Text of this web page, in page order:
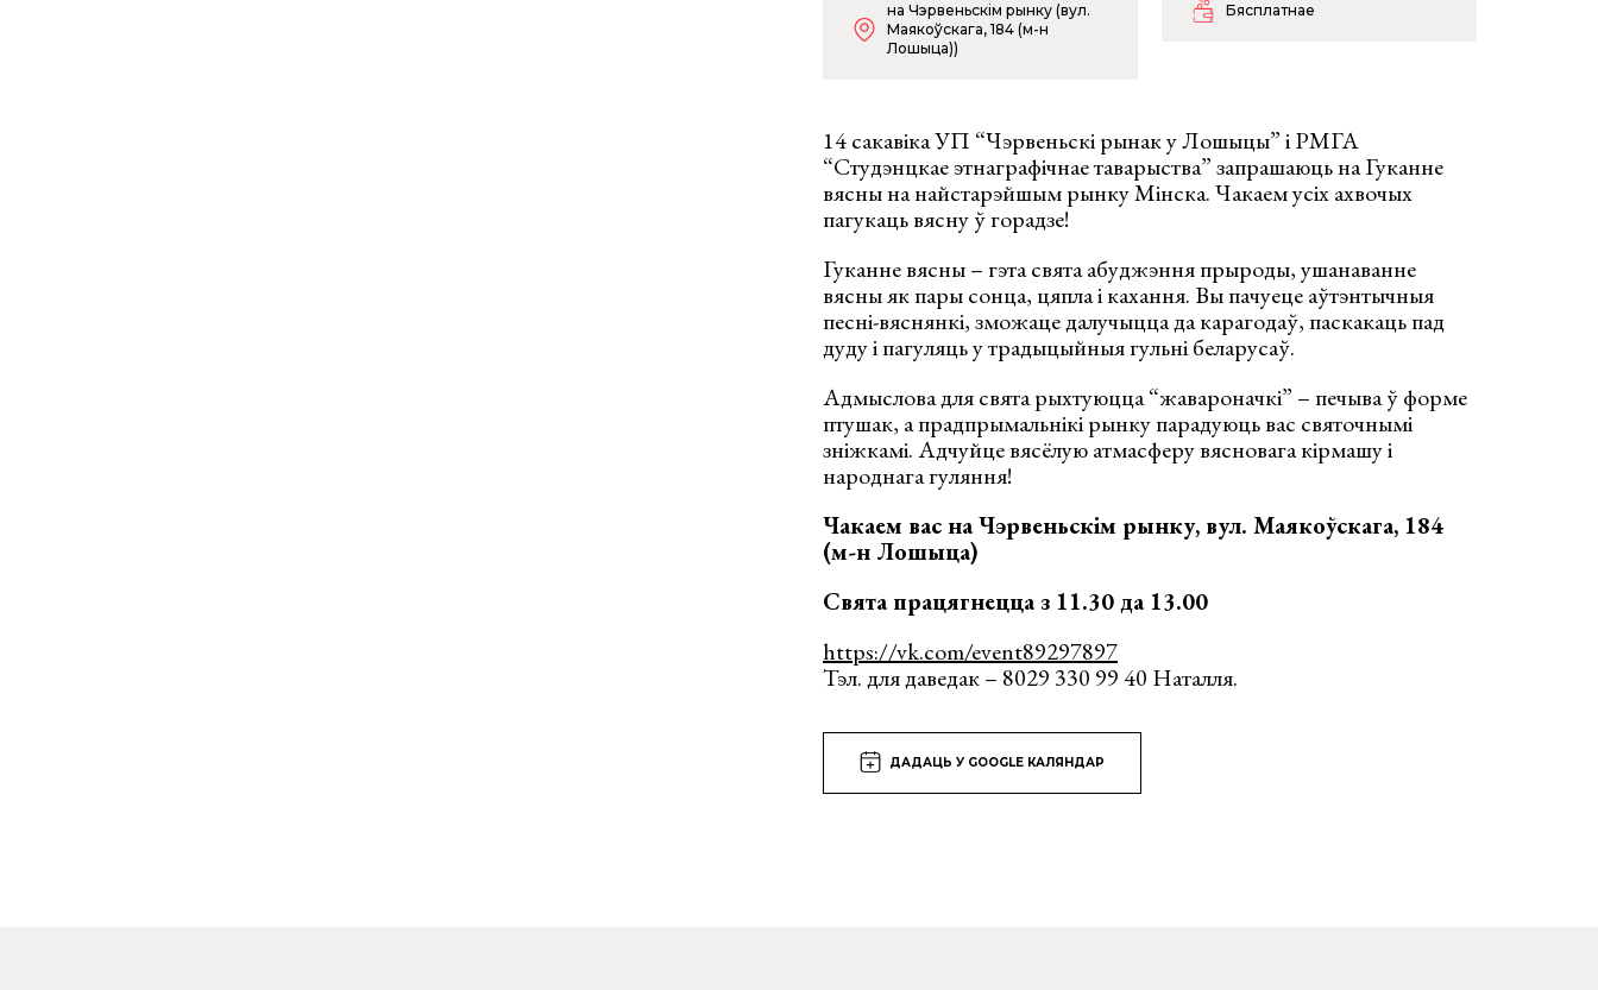
на Чэрвеньскім рынку (вул.
Маякоўскага, 184 (м-н
Лошыца))
Бясплатнае
14 сакавіка УП “Чэрвеньскі рынак у Лошыцы” і РМГА
“Студэнцкае этнаграфічнае таварыства” запрашаюць на Гуканне
вясны на найстарэйшым рынку Мінска. Чакаем усіх ахвочых
пагукаць вясну ў горадзе!
Гуканне вясны – гэта свята абуджэння прыроды, ушанаванне
вясны як пары сонца, цяпла і кахання. Вы пачуеце аўтэнтычныя
песні-вяснянкі, зможаце далучыцца да карагодаў, паскакаць пад
дуду і пагуляць у традыцыйныя гульні беларусаў.
Адмыслова для свята рыхтуюцца “жавароначкі” – печыва ў форме
птушак, а прадпрымальнікі рынку парадуюць вас святочнымі
зніжкамі. Адчуйце вясёлую атмасферу вясновага кірмашу і
народнага гуляння!
Чакаем вас на Чэрвеньскім рынку, вул. Маякоўскага, 184
(м-н Лошыца)
Свята працягнецца з 11.30 да 13.00
https://vk.com/event89297897
Тэл. для даведак – 8029 330 99 40 Наталля.
ДАДАЦЬ У GOOGLE КАЛЯНДАР